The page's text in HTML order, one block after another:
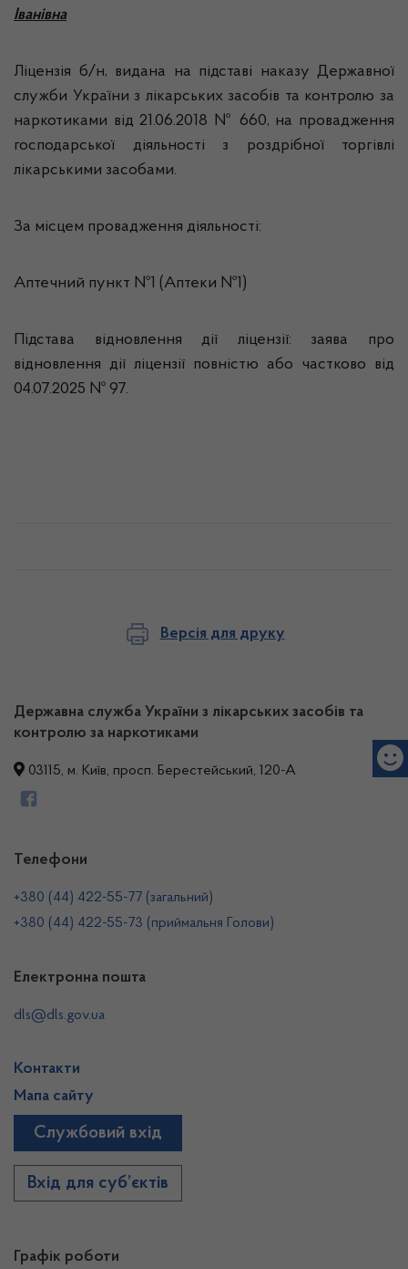
Іванівна
Ліцензія б/н, видана на підставі наказу Державної
служби України з лікарських засобів та контролю за
наркотиками від 21.06.2018 № 660, на провадження
господарської діяльності з роздрібної торгівлі
лікарськими засобами.
За місцем провадження діяльності:
Аптечний пункт №1 (Аптеки №1)
Підстава відновлення дії ліцензії: заява про
відновлення дії ліцензії повністю або частково від
04.07.2025 № 97.
Версія для друку
Державна служба України з лікарських засобів та
контролю за наркотиками
03115, м. Київ, просп. Берестейський, 120-А
Графік роботи
Телефони
+380 (44) 422-55-77 (загальний)
+380 (44) 422-55-73 (приймальня Голови)
Електронна пошта
dls@dls.gov.ua
Контакти
Мапа сайту
Службовий вхід
Вхід для суб’єктів